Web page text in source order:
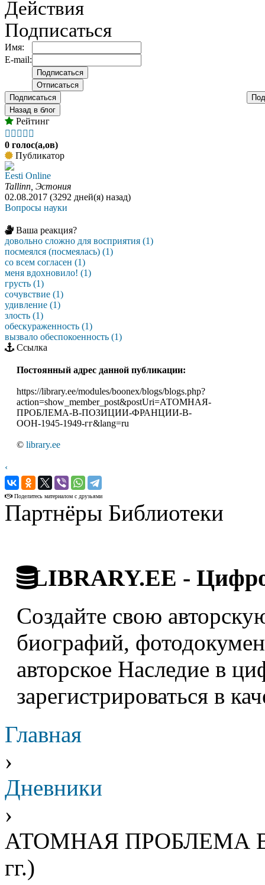
Действия
Подписаться
Имя:
E-mail:
Подписаться
Назад в блог
Рейтинг
    
0 голос(а,ов)
Публикатор
Eesti Online
Tallinn, Эстония
02.08.2017 (3292 дней(я) назад)
Вопросы науки
Ваша реакция?
довольно сложно для восприятия (1)
посмеялся (посмеялась) (1)
со всем согласен (1)
меня вдохновило! (1)
грусть (1)
сочувствие (1)
удивление (1)
злость (1)
обескураженность (1)
вызвало обеспокоенность (1)
Ссылка
Постоянный адрес данной публикации:
https://library.ee/modules/boonex/blogs/blogs.php?
action=show_member_post&postUri=АТОМНАЯ-
ПРОБЛЕМА-В-ПОЗИЦИИ-ФРАНЦИИ-В-
ООН-1945-1949-гг&lang=ru
© library.ee
‹
›
Поделитесь материалом с друзьями
Партнёры Библиотеки
LIBRARY.EE -
Создайте свою
биографий,
авторское Наследие в
зарегистрироваться в
Главная
›
Дневники
›
АТОМНАЯ ПРОБЛЕМА
гг.)